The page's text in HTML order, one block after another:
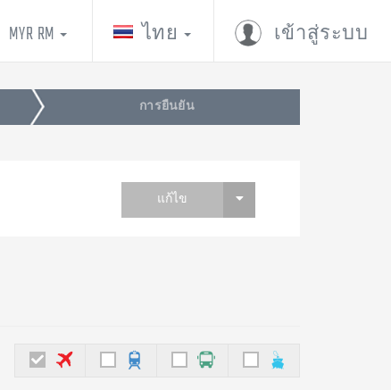
เข้าสู่ระบบ
ไทย
MYR RM
การยืนยัน
แก้ไข